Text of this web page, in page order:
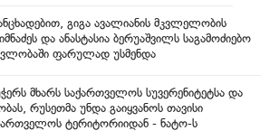
გიგა ავალიანის მკვლელობის
და ანასტასია ბერუაშვილს საგამოძიებო
ფარულად უსმენდა
მხარს საქართველოს სუვერენიტეტსა და
რუსეთმა უნდა გაიყვანოს თავისი
ტერიტორიიდან - ნატო-ს